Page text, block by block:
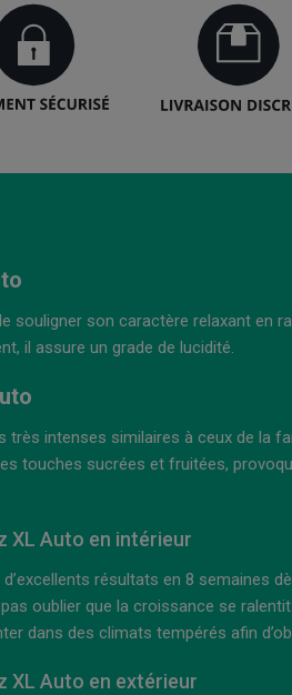
souligner son caractère relaxant en
il assure un grade de lucidité.
intenses similaires à ceux de la
touches sucrées et fruitées,
XL Auto en intérieur
résultats en 8 semaines
oublier que la croissance se
dans des climats tempérés afin
XL Auto en extérieur